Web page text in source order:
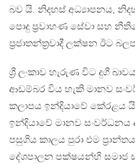
බව යි. නිදහස් අධ්‍යාපනය,
පොදු ප්‍රවාහණ සේවා සහ
ප්‍රජාතන්ත්‍රවාදී ලක්ෂන ඊට
ශ්‍රී ලංකාව හැරුණ විට දුගී
ආඩම්බර විය හැකි මානව
කලාපය ඉන්දියාවේ කේරළය
ඉන්දියාවේ මානව
පසුගිය කාලය පුරා එම
දේශපාලන පක්ෂයන්හි සමාජ